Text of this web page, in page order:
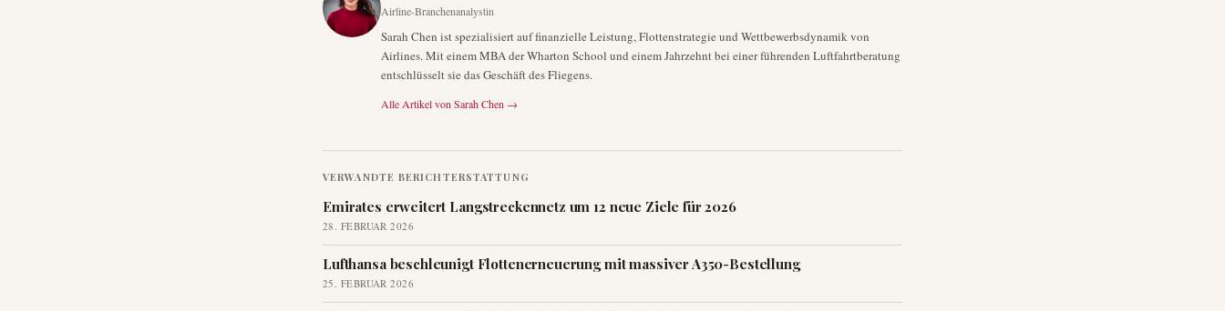
Airline-Branchenanalystin
Sarah Chen ist spezialisiert auf finanzielle Leistung, Flottenstrategie und Wettbewerbsdynamik von
Airlines. Mit einem MBA der Wharton School und einem Jahrzehnt bei einer führenden Luftfahrtberatung
entschlüsselt sie das Geschäft des Fliegens.
Alle Artikel von Sarah Chen →
VERWANDTE BERICHTERSTATTUNG
Emirates erweitert Langstreckennetz um 12 neue Ziele für 2026
28. FEBRUAR 2026
Lufthansa beschleunigt Flottenerneuerung mit massiver A350-Bestellung
25. FEBRUAR 2026